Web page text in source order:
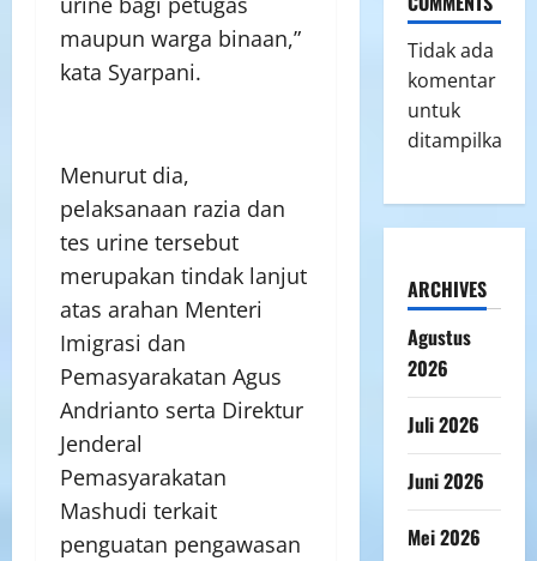
maupun warga binaan,”
kata Syarpani.
Menurut dia,
pelaksanaan razia dan
tes urine tersebut
merupakan tindak lanjut
atas arahan Menteri
Imigrasi dan
Pemasyarakatan Agus
Andrianto serta Direktur
Jenderal
Pemasyarakatan
Mashudi terkait
penguatan pengawasan
Tidak ada
komentar
untuk
ditampilkan.
ARCHIVES
Agustus
2026
Juli 2026
Juni 2026
Mei 2026